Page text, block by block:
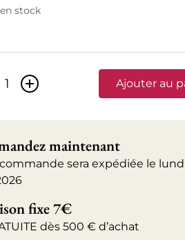
stock
+ Ajouter au
maintenant
sera expédiée le
fixe 7€
dès 500 € d’achat